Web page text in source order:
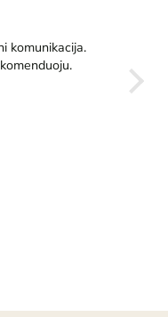
Jau seniai
Džiaugiuosi, kad
labai patenkinta,